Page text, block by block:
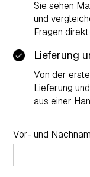
Sie sehen
und
Fragen
Lieferung
Von der
Lieferung
aus einer
Vor- und